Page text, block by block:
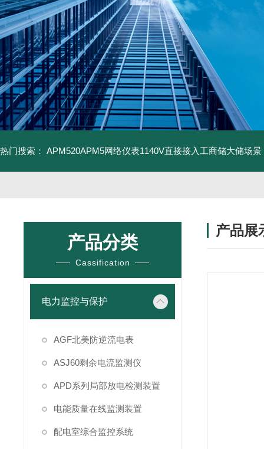
热门搜索： APM520APM5网络仪表1140V直接接入工商储大储场景
产品分类
Cassification
电力监控与保护
AGF北美防逆流电表
ASJ60剩余电流监测仪
APD系列局部放电检测装置
电能质量在线监测装置
配电室综合监控系统
产品展